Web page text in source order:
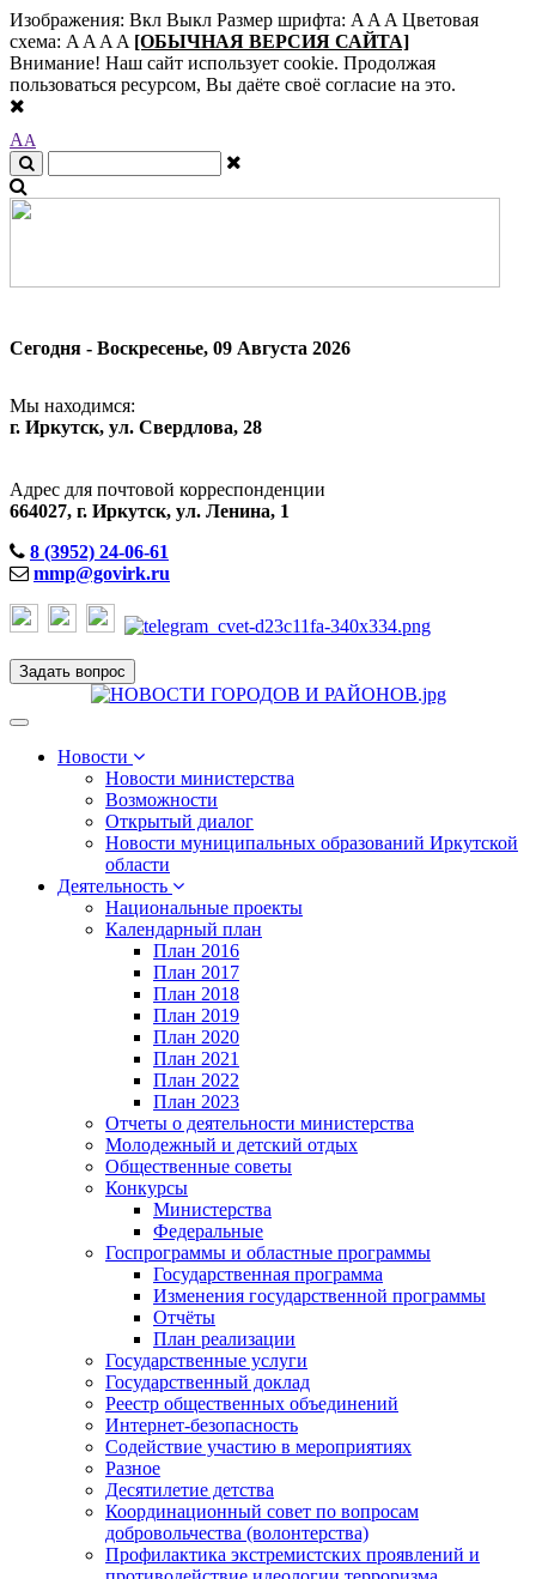
Изображения: Вкл Выкл Размер шрифта: A A A Цветовая
схема: A A A A [ОБЫЧНАЯ ВЕРСИЯ САЙТА]
Внимание! Наш сайт использует cookie. Продолжая
пользоваться ресурсом, Вы даёте своё согласие на это.
AA
Сегодня - Воскресенье, 09 Августа 2026
Мы находимся:
г. Иркутск, ул. Свердлова, 28
Адрес для почтовой корреспонденции
664027, г. Иркутск, ул. Ленина, 1
8 (3952) 24-06-61
mmp@govirk.ru
Задать вопрос
Toggle
navigationНовости
Новости министерства
Возможности
Открытый диалог
Новости муниципальных образований Иркутской
области
Деятельность
Национальные проекты
Календарный план
План 2016
План 2017
План 2018
План 2019
План 2020
План 2021
План 2022
План 2023
Отчеты о деятельности министерства
Молодежный и детский отдых
Общественные советы
Конкурсы
Министерства
Федеральные
Госпрограммы и областные программы
Государственная программа
Изменения государственной программы
Отчёты
План реализации
Государственные услуги
Государственный доклад
Реестр общественных объединений
Интернет-безопасность
Содействие участию в мероприятиях
Разное
Десятилетие детства
Координационный совет по вопросам
добровольчества (волонтерства)
Профилактика экстремистских проявлений и